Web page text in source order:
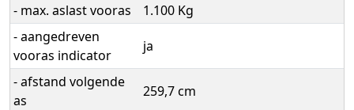
- max. aslast vooras
1.100 Kg
- aangedreven
vooras indicator
ja
- afstand volgende
as
259,7 cm